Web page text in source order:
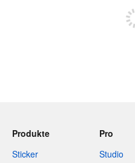
Produkte
Sticker
Pro
Studio